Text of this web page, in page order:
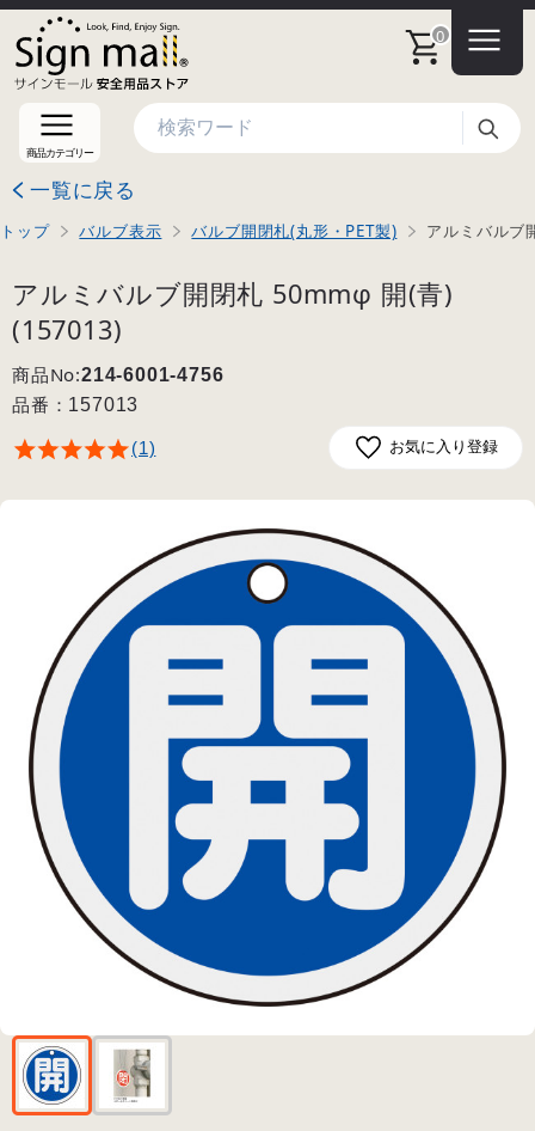
0
商品カテゴリー
検索
一覧に戻る
トップ バルブ表示 バルブ開閉札(丸形・PET製) アルミバル
アルミバルブ開閉札 50mmφ 開(青)
(157013)
商品No:214-6001-4756
品番： 157013
(1) お気に入り登録